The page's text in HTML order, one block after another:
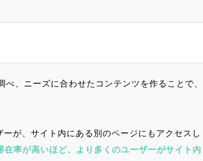
、ニーズに合わせたコンテンツを作ることで、
が、サイト内にある別のページにもアクセスし
在率が高いほど、より多くのユーザーがサイト内